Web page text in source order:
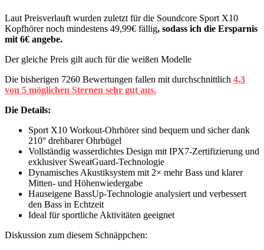
Laut Preisverlauft wurden zuletzt für die Soundcore Sport X10
Kopfhörer noch mindestens 49,99€ fällig, sodass ich die Ersparnis
mit 6€ angebe.
Der gleiche Preis gilt auch für die weißen Modelle
Die bisherigen 7260 Bewertungen fallen mit durchschnittlich 4,3
von 5 möglichen Sternen sehr gut aus.
Die Details:
Sport X10 Workout-Ohrhörer sind bequem und sicher dank
210° drehbarer Ohrbügel
Vollständig wasserdichtes Design mit IPX7-Zertifizierung und
exklusiver SweatGuard-Technologie
Dynamisches Akustiksystem mit 2× mehr Bass und klarer
Mitten- und Höhenwiedergabe
Hauseigene BassUp-Technologie analysiert und verbessert
den Bass in Echtzeit
Ideal für sportliche Aktivitäten geeignet
Diskussion zum diesem Schnäppchen: